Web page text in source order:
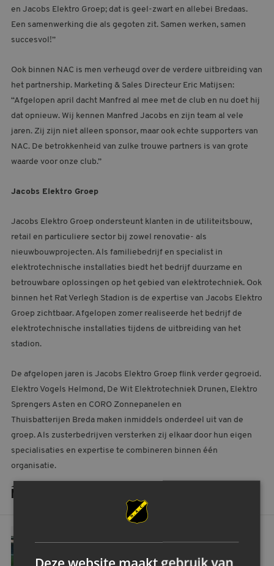
en Jacobs Elektro Groep; dat is geel-zwart en allebei Bredaas.
Een samenwerking die als gegoten zit. Samen werken, samen
succesvol!”
Ook binnen NAC is men verheugd over de verdere uitbreiding van
het partnership. Marketing & Sales Directeur Eric Matijsen:
“Afgelopen april dacht Manfred al mee met de club en nu doet hij
dat opnieuw. Wij kennen Manfred Jacobs en zijn team al vele
jaren. Zij zijn niet alleen sponsor, maar ook echte supporters van
NAC. De betrokkenheid van zulke trouwe partners is van grote
waarde voor onze club.”
Jacobs Elektro Groep
Jacobs Elektro Groep ondersteunt klanten in de utiliteitsbouw,
retail en particuliere sector bij zowel renovatie- als
nieuwbouwprojecten. Als familiebedrijf en specialist in
elektrotechnische installaties biedt het bedrijf duurzame en
betrouwbare oplossingen op het gebied van elektrotechniek. Ook
binnen het Rat Verlegh Stadion is de expertise van Jacobs Elektro
Groep zichtbaar. Afgelopen zomer realiseerde het bedrijf de
elektrotechnische installaties tijdens de uitbreiding van het
stadion.
De afgelopen jaren is Jacobs Elektro Groep flink verder gegroeid.
Elektro Vogels Helmond, De Wit Elektrotechniek Drunen, Elektro
Sprengers Asten en CORO Zonnepanelen en
Thuisbatterijen Breda maken inmiddels onderdeel uit van de
groep. Als zusterbedrijven versterken zij elkaar door hun eigen
specialisaties en expertise te combineren binnen één
organisatie.
MEER NIEUWS
ALGEMEEN
NAC VIERT DERTIG JAAR AVONDJES NAC
NAC viert dertig jaar Avondjes NAC aan de Stadionstraat